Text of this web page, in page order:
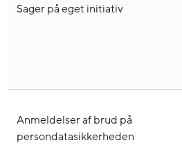
Sager på eget initiativ
Anmeldelser af brud på
persondatasikkerheden